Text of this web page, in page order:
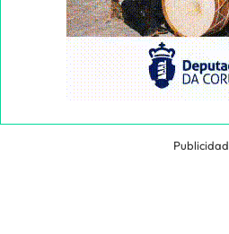
Publicidad